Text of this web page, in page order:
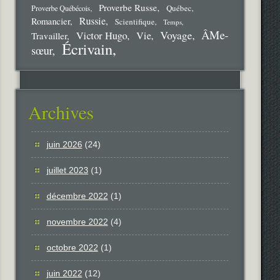
Proverbe Québécois Proverbe Russe Québec
Romancier Russie Scientifique Temps
Travailler Victor Hugo Vie Voyage
ÂMe-
sœur
Écrivain
Archives
juin 2026 (24)
juillet 2023 (1)
décembre 2022 (1)
novembre 2022 (4)
octobre 2022 (1)
juin 2022 (12)